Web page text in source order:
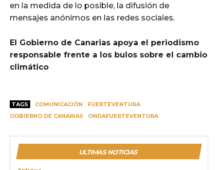
en la medida de lo posible, la difusión de
mensajes anónimos en las redes sociales.
El Gobierno de Canarias apoya el periodismo
responsable frente a los bulos sobre el cambio
climático
TAGS COMUNICACIÓN
FUERTEVENTURA
GOBIERNO DE CANARIAS
ONDAFUERTEVENTURA
ULTIMAS NOTICIAS